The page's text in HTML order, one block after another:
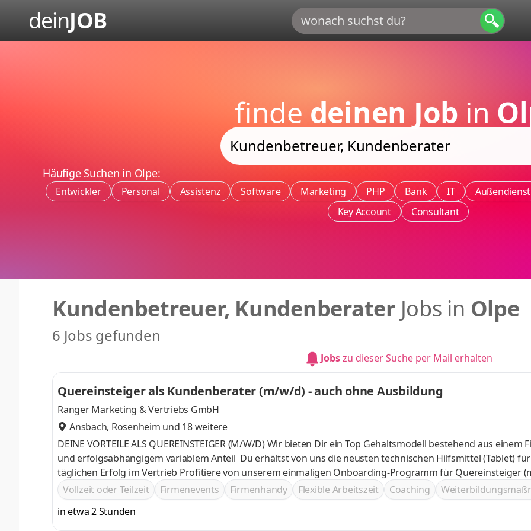
deinJOB
findedeinen Job in
Häufige Suchen in Olpe:
Entwickler Personal Assistenz Software Marketing PHP Bank IT Außendienst
Key Account
Consultant
Kundenbetreuer, KundenberaterJobs in Olpe
6 Jobs gefunden
Jobszu dieser Suche per Mail erhalten
Quereinsteiger als Kundenberater (m/w/d) - auch ohne Ausbildung
Ranger Marketing & Vertriebs GmbH
Ansbach, Rosenheim und 18 weitere
DEINE VORTEILE ALS QUEREINSTEIGER (M/W/D) Wir bieten Dir ein Top Gehaltsmodell bestehend aus einem
und erfolgsabhängigem variablem Anteil Du erhältst von uns die neusten technischen Hilfsmittel (Tablet)
täglichen Erfolg im Vertrieb Profitiere von unserem einmaligen Onboarding-Programm für Quereinsteiger
mit persönlichem Trainer und qualifizierten Workshops Jeder erhält DIE Chance im Vertrieb aufzusteigen
Karriere zu machen – auch als Quereinsteiger (m/w/d) ohne Ausbildung! Sei Teil unser Ranger Community
Deine Kollegen als Freunde kennen
Vollzeit oder Teilzeit Firmenevents Firmenhandy Flexible Arbeitszeit Coaching
in etwa 2 Stunden